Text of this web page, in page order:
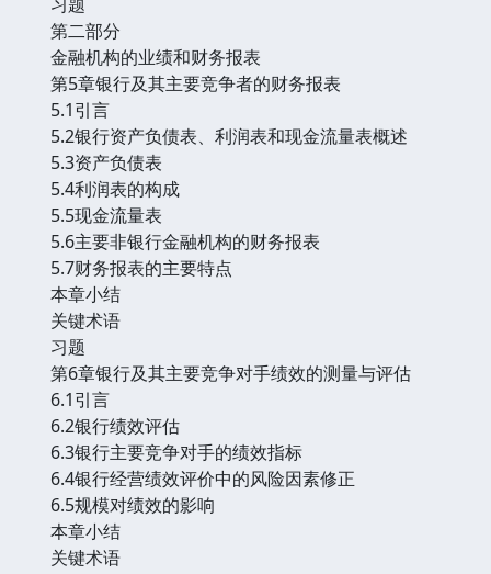
第二部分
金融机构的业绩和财务报表
第5章银行及其主要竞争者的财务报表
5.1引言
5.2银行资产负债表、利润表和现金流量表概述
5.3资产负债表
5.4利润表的构成
5.5现金流量表
5.6主要非银行金融机构的财务报表
5.7财务报表的主要特点
本章小结
关键术语
习题
第6章银行及其主要竞争对手绩效的测量与评估
6.1引言
6.2银行绩效评估
6.3银行主要竞争对手的绩效指标
6.4银行经营绩效评价中的风险因素修正
6.5规模对绩效的影响
本章小结
关键术语